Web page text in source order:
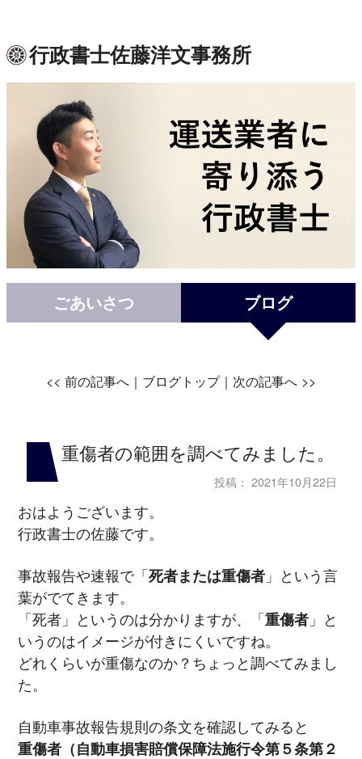
行政書士佐藤洋文事務所
ごあいさつ ブログ
<< 前の記事へ｜ ブログトップ｜次の記事へ >>
重傷者の範囲を調べてみました。
投稿： 2021年10月22日
おはようございます。
行政書士の佐藤です。
事故報告や速報で「死者または重傷者 」という言
葉がでてきます。
「死者」というのは分かりますが、「重傷者 」と
いうのはイメージが付きにくいですね。
どれくらいが重傷なのか？ちょっと調べてみまし
た。
自動車事故報告規則の条文を確認してみると
重傷者（自動車損害賠償保障法施行令第５条第２